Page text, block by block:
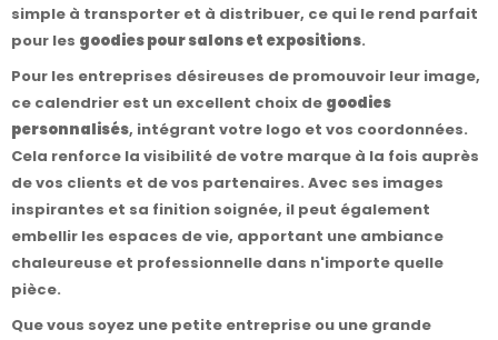
simple à transporter et à distribuer, ce qui le rend parfait
pour les goodies pour salons et expositions.
Pour les entreprises désireuses de promouvoir leur image,
ce calendrier est un excellent choix de goodies
personnalisés, intégrant votre logo et vos coordonnées.
Cela renforce la visibilité de votre marque à la fois auprès
de vos clients et de vos partenaires. Avec ses images
inspirantes et sa finition soignée, il peut également
embellir les espaces de vie, apportant une ambiance
chaleureuse et professionnelle dans n'importe quelle
pièce.
Que vous soyez une petite entreprise ou une grande